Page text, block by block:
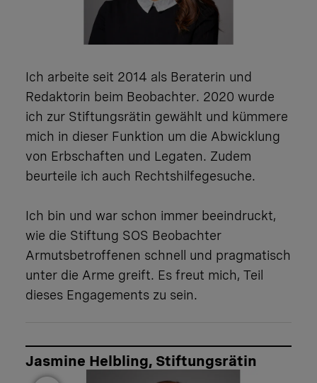
Ich arbeite seit 2014 als Beraterin und
Redaktorin beim Beobachter. 2020 wurde
ich zur Stiftungsrätin gewählt und kümmere
mich in dieser Funktion um die Abwicklung
von Erbschaften und Legaten. Zudem
beurteile ich auch Rechtshilfegesuche.
Ich bin und war schon immer beeindruckt,
wie die Stiftung SOS Beobachter
Armutsbetroffenen schnell und pragmatisch
unter die Arme greift. Es freut mich, Teil
dieses Engagements zu sein.
Jasmine Helbling, Stiftungsrätin